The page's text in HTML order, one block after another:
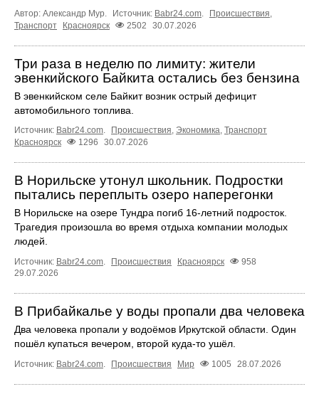
Автор: Александр Мур. Источник: Babr24.com Происшествия
Транспорт
Красноярск 2502 30.07.2026
Три раза в неделю по лимиту: жители
эвенкийского Байкита остались без бензина
В эвенкийском селе Байкит возник острый дефицит
автомобильного топлива.
Источник: Babr24.com Происшествия Экономика Транспорт
Красноярск
1296 30.07.2026
В Норильске утонул школьник. Подростки
пытались переплыть озеро наперегонки
В Норильске на озере Тундра погиб 16-летний подросток.
Трагедия произошла во время отдыха компании молодых
людей.
Источник: Babr24.com. Происшествия Красноярск
958
29.07.2026
В Прибайкалье у воды пропали два человека
Два человека пропали у водоёмов Иркутской области. Один
пошёл купаться вечером, второй куда‑то ушёл.
Источник: Babr24.com. Происшествия Мир 1005 28.07.2026